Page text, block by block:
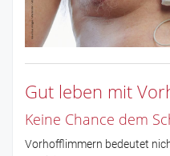
Gut leben mit
Keine Chance dem
Vorhofflimmern bedeutet